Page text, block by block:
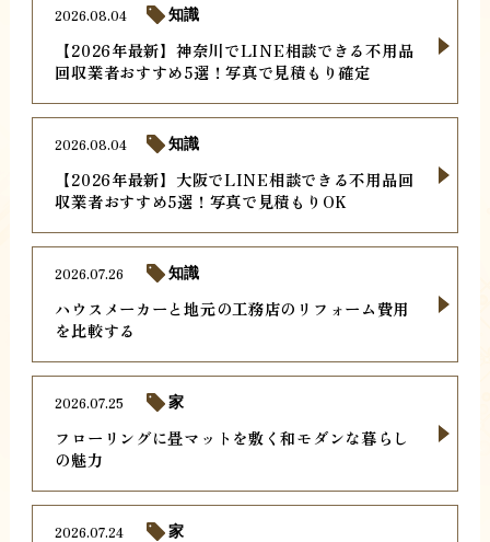
【2026年最新】神奈川でLINE相談できる不用品
回収業者おすすめ5選！写真で見積もり確定
2026.08.04 知識
【2026年最新】大阪でLINE相談できる不用品回
収業者おすすめ5選！写真で見積もりOK
2026.08.04 知識
ハウスメーカーと地元の工務店のリフォーム費用
を比較する
2026.07.26 知識
フローリングに畳マットを敷く和モダンな暮らし
の魅力
2026.07.25 家
2026.07.24 家